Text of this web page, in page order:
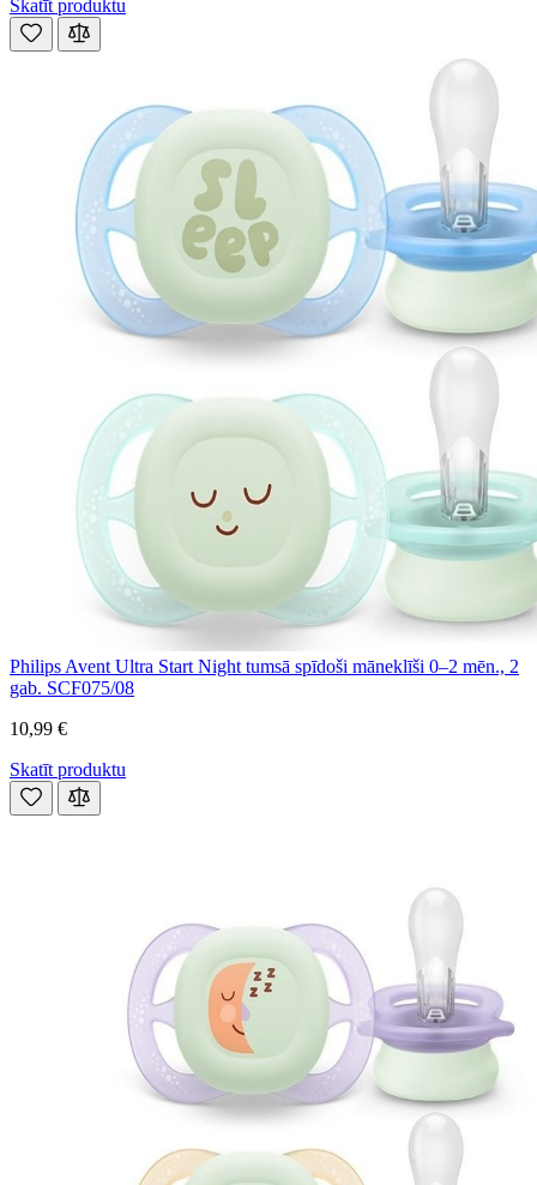
Skatīt produktu
Philips Avent Ultra Start Night tumsā spīdoši māneklīši 0–2 mēn., 2
gab. SCF075/08
10,99 €
Skatīt produktu